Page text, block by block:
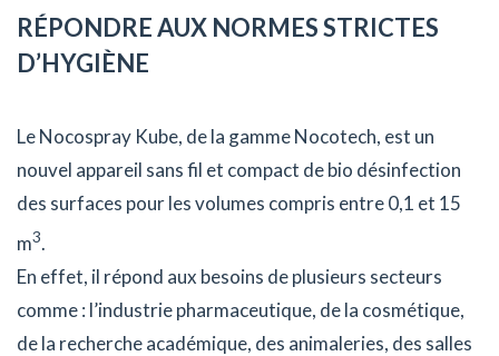
RÉPONDRE AUX NORMES STRICTES
D’HYGIÈNE
Le Nocospray Kube, de la gamme Nocotech, est un
nouvel appareil sans fil et compact de bio désinfection
des surfaces pour les volumes compris entre 0,1 et 15
m3.
En effet, il répond aux besoins de plusieurs secteurs
comme : l’industrie pharmaceutique, de la cosmétique,
de la recherche académique, des animaleries, des salles